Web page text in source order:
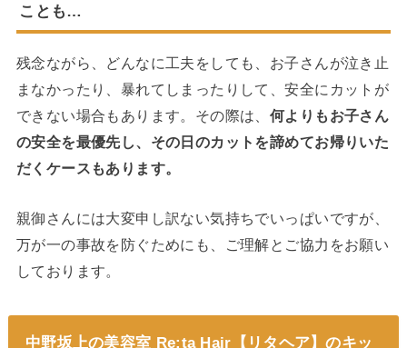
ことも…
残念ながら、どんなに工夫をしても、お子さんが泣き止
まなかったり、暴れてしまったりして、安全にカットが
できない場合もあります。その際は、 何よりもお子さん
の安全を最優先し、その日のカットを諦めてお帰りいた
だくケースもあります。
親御さんには大変申し訳ない気持ちでいっぱいですが、
万が一の事故を防ぐためにも、ご理解とご協力をお願い
しております。
中野坂上の美容室 Re:ta Hair【リタヘア】のキッ